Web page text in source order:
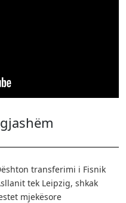
transferimi i Fisnik
tek Leipzig, shkak
mjekësore